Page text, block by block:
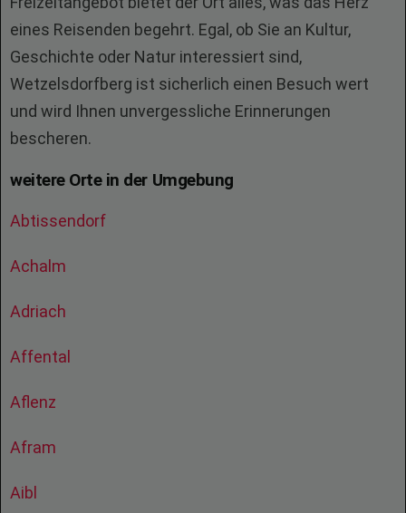
eines Reisenden begehrt. Egal, ob Sie an Kultur,
Geschichte oder Natur interessiert sind,
Wetzelsdorfberg ist sicherlich einen Besuch wert
und wird Ihnen unvergessliche Erinnerungen
bescheren.
weitere Orte in der Umgebung
Abtissendorf
Achalm
Adriach
Affental
Aflenz
Afram
Aibl